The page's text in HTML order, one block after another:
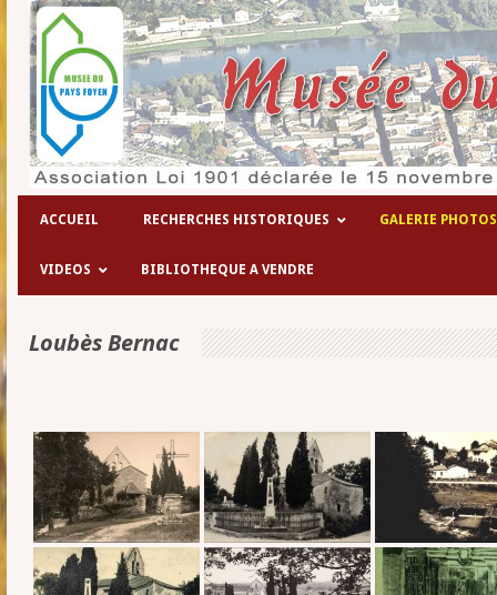
ACCUEIL RECHERCHES HISTORIQUES GALERIE PHOTOS
VIDEOS BIBLIOTHEQUE A VENDRE
Loubès Bernac